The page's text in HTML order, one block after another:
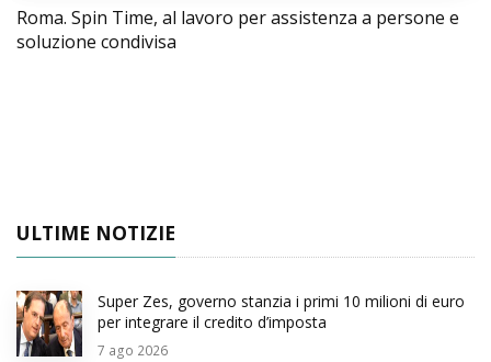
Roma. Spin Time, al lavoro per assistenza a persone e
soluzione condivisa
ULTIME NOTIZIE
Super Zes, governo stanzia i primi 10 milioni di euro
per integrare il credito d’imposta
7 ago 2026